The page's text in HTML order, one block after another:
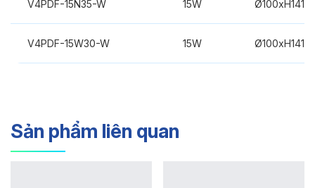
V4PDF-15N35-W 15W
V4PDF-15W30-W 15W
Sản phẩm liên quan